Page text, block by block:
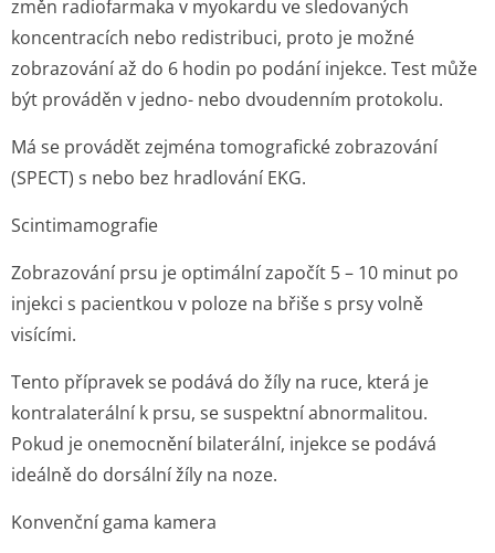
změn radiofarmaka v myokardu ve sledovaných
koncentracích nebo redistribuci, proto je možné
zobrazování až do 6 hodin po podání injekce. Test může
být prováděn v jedno- nebo dvoudenním protokolu.
Má se provádět zejména tomografické zobrazování
(SPECT) s nebo bez hradlování EKG.
Scintimamografie
Zobrazování prsu je optimální započít 5 – 10 minut po
injekci s pacientkou v poloze na břiše s prsy volně
visícími.
Tento přípravek se podává do žíly na ruce, která je
kontralaterální k prsu, se suspektní abnormalitou.
Pokud je onemocnění bilaterální, injekce se podává
ideálně do dorsální žíly na noze.
Konvenční gama kamera